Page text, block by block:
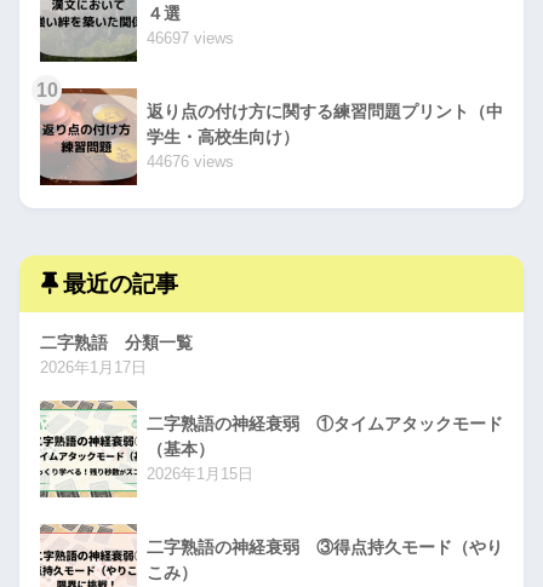
４選
46697 views
10
返り点の付け方に関する練習問題プリント（中
学生・高校生向け）
44676 views
最近の記事
二字熟語 分類一覧
2026年1月17日
二字熟語の神経衰弱 ①タイムアタックモード
（基本）
2026年1月15日
二字熟語の神経衰弱 ③得点持久モード（やり
こみ）